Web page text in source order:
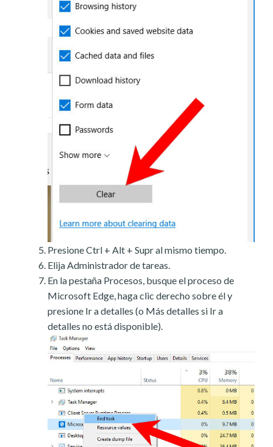
Presione Ctrl + Alt + Supr al mismo tiempo.
Elija Administrador de tareas.
En la pestaña Procesos, busque el proceso de
Microsoft Edge, haga clic derecho sobre él y
presione Ir a detalles (o Más detalles si Ir a
detalles no está disponible).